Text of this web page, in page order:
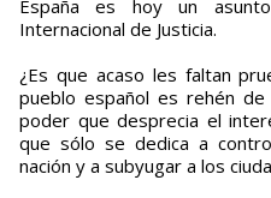
España es hoy un
Internacional de Justicia.
¿Es que acaso les faltan
pueblo español es rehén
poder que desprecia el
que sólo se dedica a
nación y a subyugar a los